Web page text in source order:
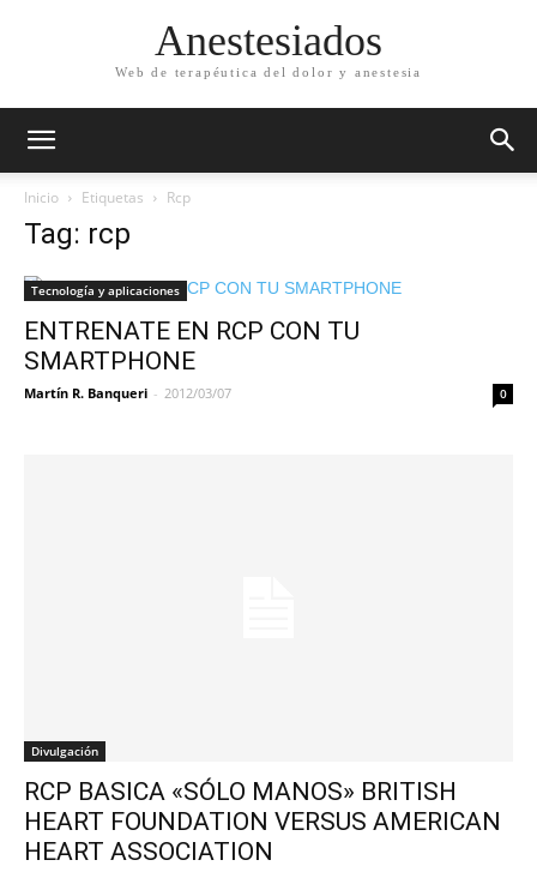
Anestesiados
Web de terapéutica del dolor y anestesia
Inicio Etiquetas Rcp
Tag: rcp
Tecnología y aplicaciones
ENTRENATE EN RCP CON TU
SMARTPHONE
Martín R. Banqueri - 2012/03/07 0
Divulgación
RCP BASICA «SÓLO MANOS» BRITISH
HEART FOUNDATION VERSUS AMERICAN
HEART ASSOCIATION